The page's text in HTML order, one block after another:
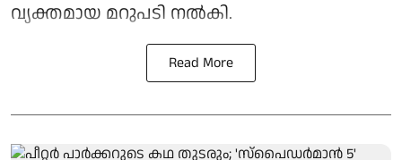
വ്യക്തമായ മറുപടി നൽകി.
Read More